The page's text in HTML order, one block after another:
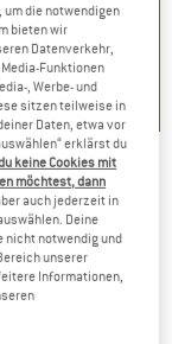
+5
4,6(11)
um die notwendigen
bieten wir
Datenverkehr,
Funktionen
, Werbe- und
sitzen teilweise in
Daten, etwa vor
erklärst du
keine Cookies mit
möchtest, dann
auch jederzeit in
Deine
nicht notwendig und
unserer
Informationen,